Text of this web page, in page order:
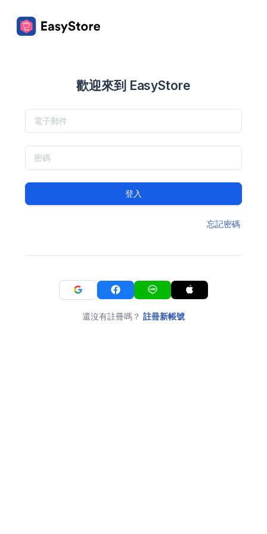
歡迎來到 EasyStore
登入
忘記密碼
還沒有註冊嗎？ 註冊新帳號